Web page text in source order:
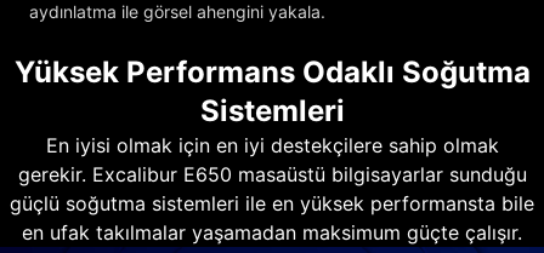
aydınlatma ile görsel ahengini yakala.
Yüksek Performans Odaklı Soğutma
Sistemleri
En iyisi olmak için en iyi destekçilere sahip olmak
gerekir. Excalibur E650 masaüstü bilgisayarlar sunduğu
güçlü soğutma sistemleri ile en yüksek performansta bile
en ufak takılmalar yaşamadan maksimum güçte çalışır.